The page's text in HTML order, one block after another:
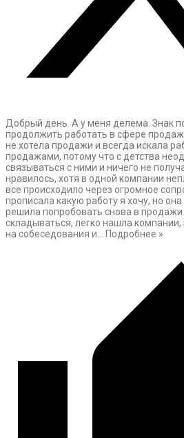
Добрый день. А у меня делема. Знак
продолжить работать в сфере
не хотела продажи и всегда искала
продажами, потому что с детства
связываться с ними и ничего не
нравилось, хотя в одной компании
все происходило через огромное
прописала какую работу я хочу, но
решила попробовать снова в продажи.
складываться, легко нашла
на собеседования и
Подробнее »